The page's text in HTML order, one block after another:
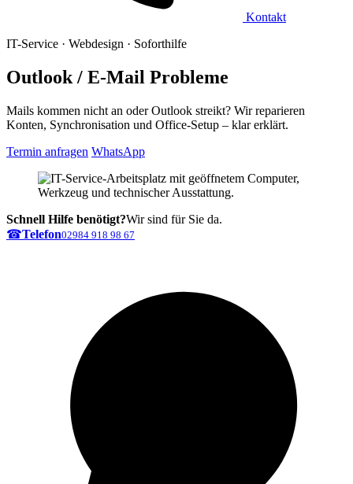
Kontakt
IT-Service · Webdesign · Soforthilfe
Outlook / E‑Mail Probleme
Mails kommen nicht an oder Outlook streikt? Wir reparieren
Konten, Synchronisation und Office‑Setup – klar erklärt.
Termin anfragen WhatsApp
Schnell Hilfe benötigt?Wir sind für Sie da.
☎Telefon02984 918 98 67